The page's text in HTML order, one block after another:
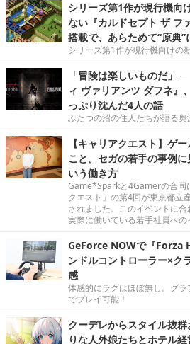
シリーズ第1作が現行機向
ない『カルドセプト ザ フ
搭載で、あらためて“原典
シリーズ第1作が現行機向けの
「冒険は楽しいものだ」
ィ ヴァリアンツ ダフネ』
っぷり沈んだ4人の話
ふたつの沼の住人たちが語る奥
【キャリアクエスト】ゲ
こと。セガの若手の事例
いう働き方
Game*Sparkと4Gamerの合同
クエスト」の第4回が東京都立
されました。このイベントに
実際に働いている若手社員への
GeForce NOWで『Forza
ンドルコントローラー×ク
感
体感的にラグはほぼ無し。グ
でプレイ可能！
クーデレからスタイル抜
りな人外娘たちとホテル